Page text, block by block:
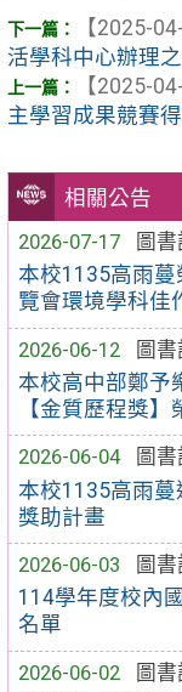
相關公告
2026-07-17
圖書
本校1135高雨
覽會環境學科佳
2026-06-12
圖書
本校高中部鄭予
【金質歷程獎】
2026-06-04
圖
本校1135高雨
獎助計畫
2026-06-03
圖
114學年度校內
名單
2026-06-02
圖書
【2025-
活學科中心辦理
【2025-
主學習成果競賽